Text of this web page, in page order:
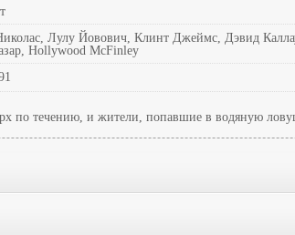
Лулу Йовович, Клинт Джеймс, Дэвид
Hollywood McFinley
по течению, и жители, попавшие в водяную